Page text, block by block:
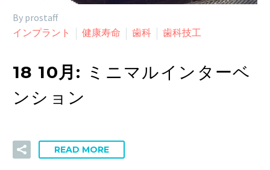
By prostaff
インプラント
健康寿命 歯科 歯科技工
18 10月: ミニマルインターベ
ンション
READ MORE